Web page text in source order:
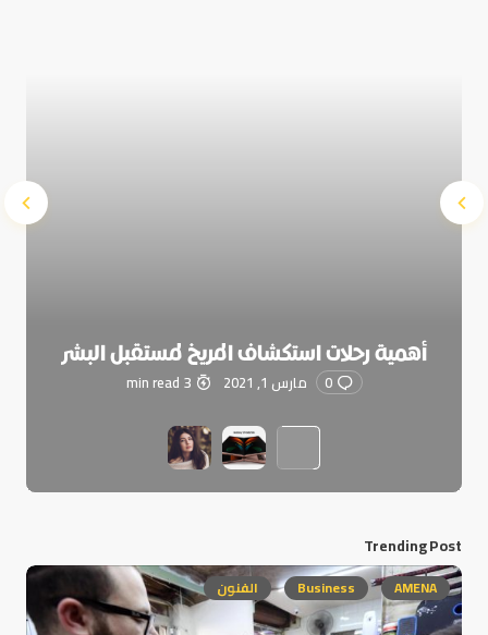
أهمية رحلات استكشاف المريخ لمستقبل البشر
0 مارس 1, 2021 3 min read
Trending Post
AMENA
Business الفنون